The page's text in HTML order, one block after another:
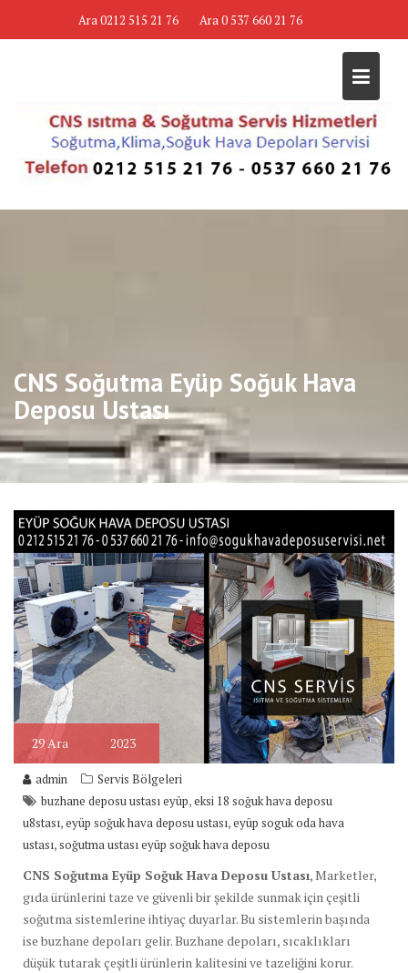
Ara 0212 515 21 76 Ara 0 537 660 21 76
CNS Soğutma Eyüp Soğuk Hava
Deposu Ustası
29Ara 2023
admin
Servis Bölgeleri
buzhane deposu ustası eyüp,eksi 18 soğuk hava deposu
u8stası,eyüp soğuk hava deposu ustası,eyüp soguk oda hava
ustası,soğutma ustası eyüp soğuk hava deposu
CNS Soğutma Eyüp Soğuk Hava Deposu Ustası, Marketler,
gıda ürünlerini taze ve güvenli bir şekilde sunmak için çeşitli
soğutma sistemlerine ihtiyaç duyarlar. Bu sistemlerin başında
ise buzhane depoları gelir. Buzhane depoları, sıcaklıkları
düşük tutarak çeşitli ürünlerin kalitesini ve tazeliğini korur.